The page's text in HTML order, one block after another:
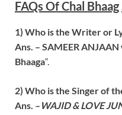
FAQs OfChal Bhaag
1) Who is the Writer or
Ans. – SAMEER ANJAAN
Bhaaga“.
2) Who is the Singer of
Ans. – WAJID & LOVE